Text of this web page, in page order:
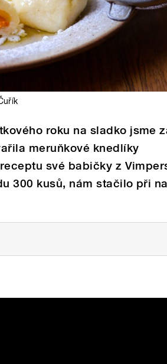
roku na sladko jsme
meruňkové knedlíky
své babičky z
300 kusů, nám stačilo při